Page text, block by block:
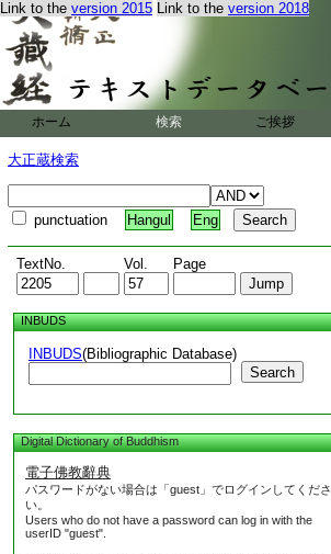
Link to the version 2015 Link to the version 2018
ホーム 検索 ご挨拶
大正蔵検索
punctuation Hangul Eng
TextNo. Vol. Page
INBUDS
INBUDS(Bibliographic Database)
Search
Digital Dictionary of Buddhism
電子佛教辭典
パスワードがない場合は「guest」でログインしてくださ
い。
Users who do not have a password can log in with the
userID "guest".